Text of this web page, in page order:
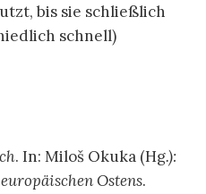
bis sie schließlich
schnell)
. In: Miloš Okuka (Hg.):
Ostens.